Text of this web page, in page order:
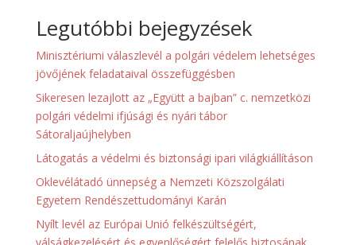
Legutóbbi bejegyzések
Minisztériumi válaszlevél a polgári védelem lehetséges
jövőjének feladataival összefüggésben
Sikeresen lezajlott az „Együtt a bajban” c. nemzetközi
polgári védelmi ifjúsági és nyári tábor
Sátoraljaújhelyben
Látogatás a védelmi és biztonsági ipari világkiállításon
Oklevélátadó ünnepség a Nemzeti Közszolgálati
Egyetem Rendészettudományi Karán
Nyílt levél az Európai Unió felkészültségért,